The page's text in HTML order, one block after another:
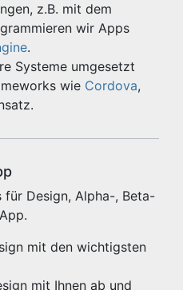
z.B. mit dem
wir Apps
.
Systeme umgesetzt
wie Cordova,
für Design, Alpha-, Beta-
mit den wichtigsten
mit Ihnen ab und